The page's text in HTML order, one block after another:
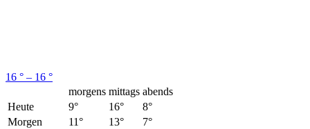
16 ° – 16 °
morgens mittags abends
Heute
9° 16°
8°
Morgen
11° 13°
7°